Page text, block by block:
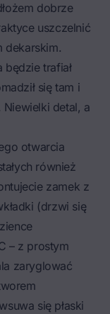
dobrze
uszczelnić
dekarskim.
trafiał
się tam i
Niewielki detal, a
otwarcia
również
zamek z
(drzwi się
– z prostym
zaryglować
się płaski